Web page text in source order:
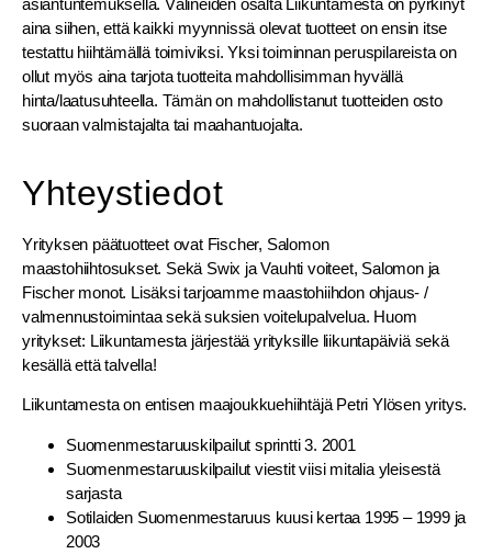
asiantuntemuksella. Välineiden osalta Liikuntamesta on pyrkinyt
aina siihen, että kaikki myynnissä olevat tuotteet on ensin itse
testattu hiihtämällä toimiviksi. Yksi toiminnan peruspilareista on
ollut myös aina tarjota tuotteita mahdollisimman hyvällä
hinta/laatusuhteella. Tämän on mahdollistanut tuotteiden osto
suoraan valmistajalta tai maahantuojalta.
Yhteystiedot
Yrityksen päätuotteet ovat Fischer, Salomon
maastohiihtosukset. Sekä Swix ja Vauhti voiteet, Salomon ja
Fischer monot. Lisäksi tarjoamme maastohiihdon ohjaus- /
valmennustoimintaa sekä suksien voitelupalvelua. Huom
yritykset: Liikuntamesta järjestää yrityksille liikuntapäiviä sekä
kesällä että talvella!
Liikuntamesta on entisen maajoukkuehiihtäjä Petri Ylösen yritys.
Suomenmestaruuskilpailut sprintti 3. 2001
Suomenmestaruuskilpailut viestit viisi mitalia yleisestä
sarjasta
Sotilaiden Suomenmestaruus kuusi kertaa 1995 – 1999 ja
2003